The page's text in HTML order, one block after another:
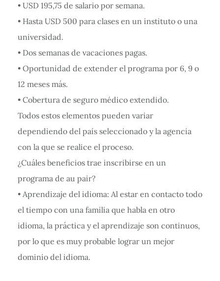
• USD 195,75 de salario por semana.
• Hasta USD 500 para clases en un instituto o una
universidad.
• Dos semanas de vacaciones pagas.
• Oportunidad de extender el programa por 6, 9 o
12 meses más.
• Cobertura de seguro médico extendido.
Todos estos elementos pueden variar
dependiendo del país seleccionado y la agencia
con la que se realice el proceso.
¿Cuáles beneficios trae inscribirse en un
programa de au pair?
• Aprendizaje del idioma: Al estar en contacto todo
el tiempo con una familia que habla en otro
idioma, la práctica y el aprendizaje son continuos,
por lo que es muy probable lograr un mejor
dominio del idioma.